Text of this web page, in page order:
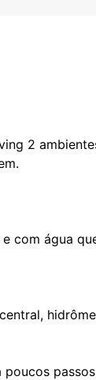
2
com água